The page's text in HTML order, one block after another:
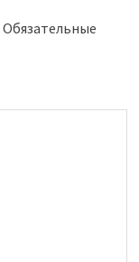
Обязательные